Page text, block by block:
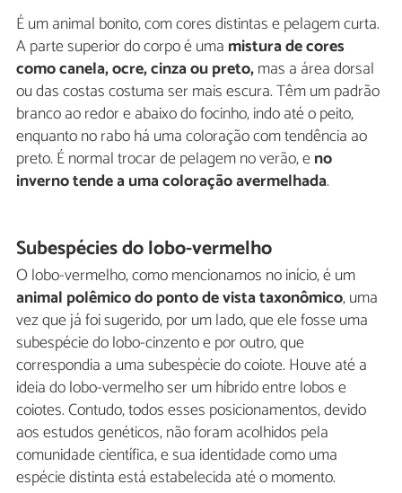
É um animal bonito, com cores distintas e pelagem curta.
A parte superior do corpo é uma mistura de cores
como canela, ocre, cinza ou preto,mas a área dorsal
ou das costas costuma ser mais escura. Têm um padrão
branco ao redor e abaixo do focinho, indo até o peito,
enquanto no rabo há uma coloração com tendência ao
preto. É normal trocar de pelagem no verão, eno
inverno tende a uma coloração avermelhada.
Subespécies do lobo-vermelho
O lobo-vermelho, como mencionamos no início, é um
animal polêmico do ponto de vista taxonômico, uma
vez que já foi sugerido, por um lado, que ele fosse uma
subespécie do lobo-cinzento e por outro, que
correspondia a uma subespécie do coiote. Houve até a
ideia do lobo-vermelho ser um híbrido entre lobos e
coiotes. Contudo, todos esses posicionamentos, devido
aos estudos genéticos, não foram acolhidos pela
comunidade científica, e sua identidade como uma
espécie distinta está estabelecida até o momento.